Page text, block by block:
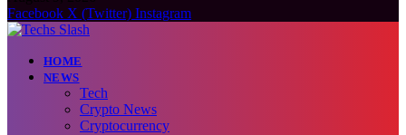
Facebook X (Twitter) Instagram
HOME
NEWS
Tech
Crypto News
Cryptocurrency